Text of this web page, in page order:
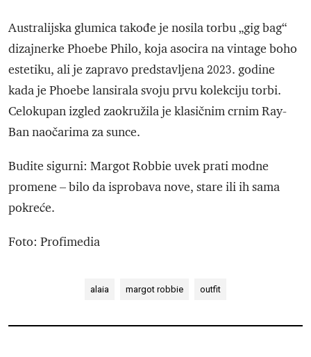
Australijska glumica takođe je nosila torbu „gig bag“
dizajnerke Phoebe Philo, koja asocira na vintage boho
estetiku, ali je zapravo predstavljena 2023. godine
kada je Phoebe lansirala svoju prvu kolekciju torbi.
Celokupan izgled zaokružila je klasičnim crnim Ray-
Ban naočarima za sunce.
Budite sigurni: Margot Robbie uvek prati modne
promene – bilo da isprobava nove, stare ili ih sama
pokreće.
Foto: Profimedia
alaia margot robbie outfit